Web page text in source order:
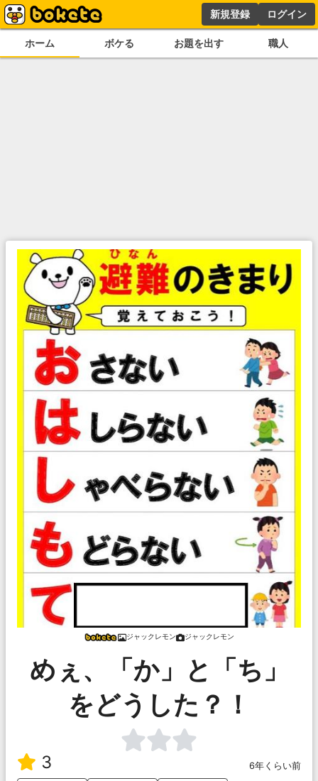
新規登録 ログイン
ホーム ボケる お題を出す 職人
ジャックレモン ジャックレモン
めぇ、「か」と「ち」
をどうした？！
3
6年くらい前